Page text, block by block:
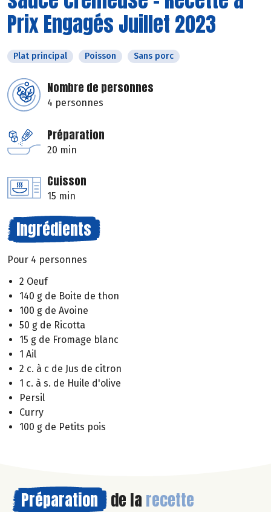
Prix Engagés Juillet 2023
Plat principal Poisson Sans porc
Nombre de personnes
4 personnes
Préparation
20 min
Cuisson
15 min
Ingrédients
Pour 4 personnes
2 Oeuf
140 g de Boite de thon
100 g de Avoine
50 g de Ricotta
15 g de Fromage blanc
1 Ail
2 c. à c de Jus de citron
1 c. à s. de Huile d'olive
Persil
Curry
100 g de Petits pois
Préparation de la recette